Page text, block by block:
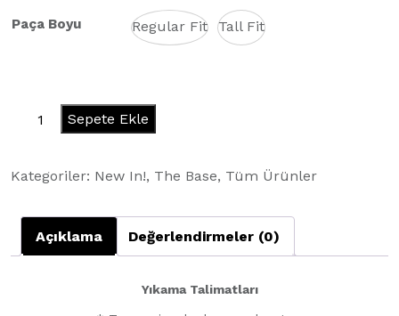
Paça Boyu Regular Fit Tall Fit
adet
Sepete Ekle
Kategoriler: New In!, The Base, Tüm Ürünler
Açıklama Değerlendirmeler (0)
Yıkama Talimatları